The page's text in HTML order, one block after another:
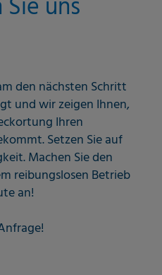
uns
den nächsten Schritt
und wir zeigen Ihnen,
Ihren
Setzen Sie auf
Machen Sie den
reibungslosen Betrieb
an!